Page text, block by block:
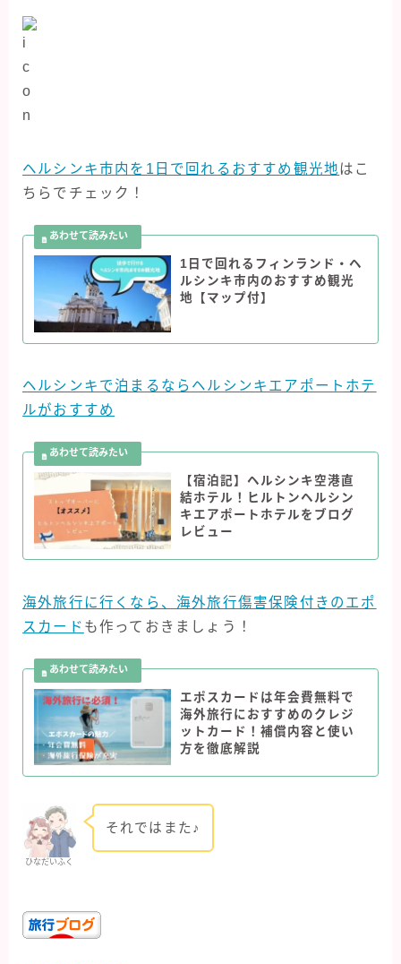
ヘルシンキ市内を1日で回れるおすすめ観光地はこ
ちらでチェック！
1日で回れるフィンランド・ヘ
ルシンキ市内のおすすめ観光
地【マップ付】
ヘルシンキで泊まるならヘルシンキエアポートホテ
ルがおすすめ
【宿泊記】ヘルシンキ空港直
結ホテル！ヒルトンヘルシン
キエアポートホテルをブログ
レビュー
海外旅行に行くなら、海外旅行傷害保険付きのエポ
スカード も作っておきましょう！
エポスカードは年会費無料で
海外旅行におすすめのクレジ
ットカード！補償内容と使い
方を徹底解説
ひなだいふく
それではまた♪